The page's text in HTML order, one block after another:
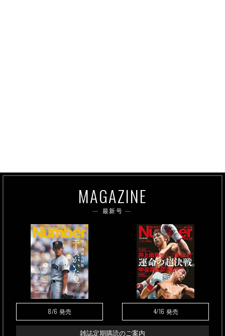
MAGAZINE
最新号
8/6 発売 4/16 発売
雑誌定期購読のご案内